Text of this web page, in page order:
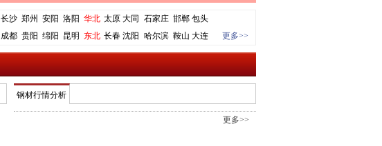
长沙 郑州 安阳 洛阳 华北 太原 大同 石家庄 邯郸 包头
成都 贵阳 绵阳 昆明 东北 长春 沈阳 哈尔滨 鞍山 大连 更多>>
钢材行情分析
更多>>